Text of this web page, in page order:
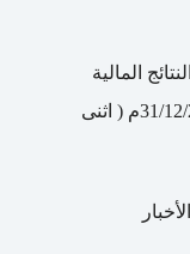
المالية
السنوية (التقديرية) للفترة المنتهية في 31/12/2012م ( اثنى